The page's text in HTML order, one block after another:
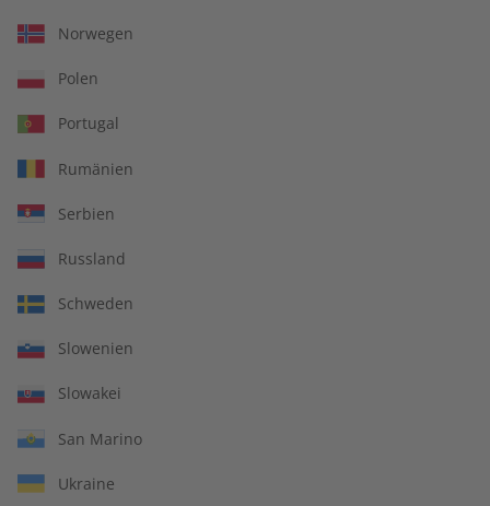
Spotlight Jahrgang 2023
€ 99,90
Norwegen
Polen
Portugal
Rumänien
Serbien
Russland
Schweden
Slowenien
Slowakei
San Marino
Ukraine